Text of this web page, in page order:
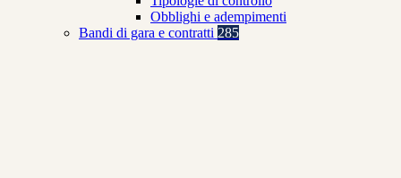
Obblighi e adempimenti
Bandi di gara e contratti 285